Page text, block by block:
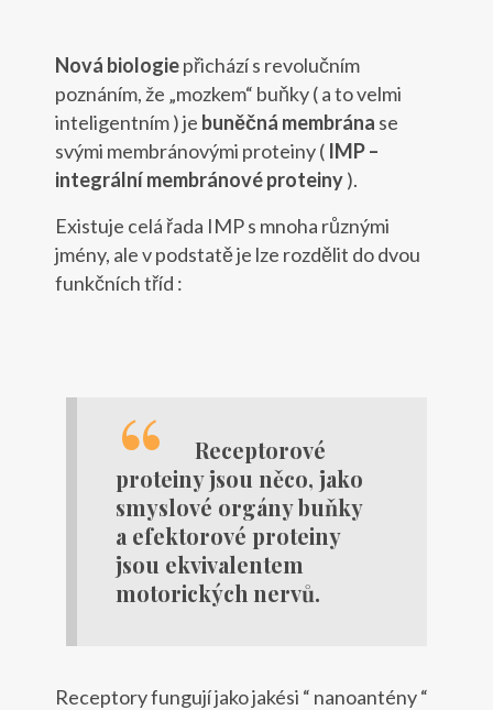
Nová biologiepřichází s revolučním
poznáním, že „mozkem“ buňky ( a to velmi
inteligentním ) je buněčná membrána se
svými membránovými proteiny ( IMP –
integrální membránové proteiny).
Existuje celá řada IMP s mnoha různými
jmény, ale v podstatě je lze rozdělit do dvou
funkčních tříd :
Receptorové
proteiny jsou něco, jako
smyslové orgány buňky
a efektorové proteiny
jsou ekvivalentem
motorických nervů.
Receptory fungují jako jakési “ nanoantény “